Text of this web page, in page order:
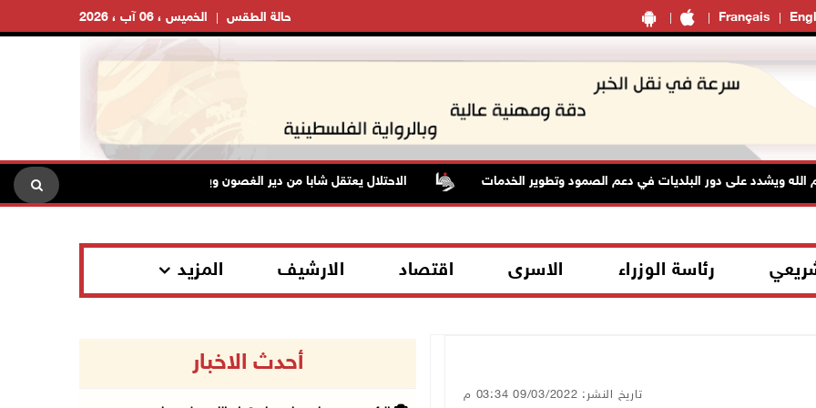
Français الخميس ، 06 آب ، 2026 حالة الطقس
على دور البلديات في دعم الصمود وتطوير الخدمات الاحتلال يعتقل شابا من دير الغصون ويقتحم بلدات شمال طولكرم
رئاسة الوزراء الاسرى اقتصاد الارشيف المزيد
تاريخ النشر: 09/03/2022 03:34 م
أحدث الاخبار